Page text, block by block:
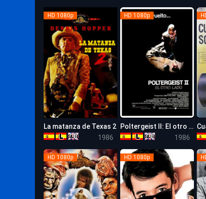
HD 1080p
La matanza de Texas 2
1986
HD 1080p
Poltergeist II: El otro lado
1986
HD 1080p HD 1080p